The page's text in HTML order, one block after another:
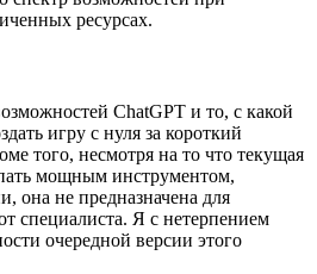
ресурсах.
ChatGPT и то, с какой
игру с нуля за короткий
того, несмотря на то что текущая
мощным инструментом,
не предназначена для
специалиста. Я с нетерпением
очередной версии этого